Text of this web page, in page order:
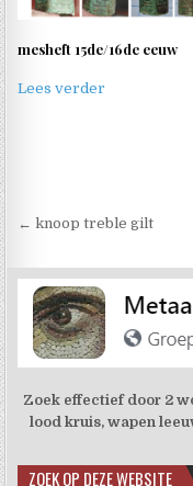
mesheft 15de/16de eeuw
Lees verder
← knoop treble gilt
Zoek effectief door 2
lood kruis, wapen
ZOEK OP DEZE WEBSITE